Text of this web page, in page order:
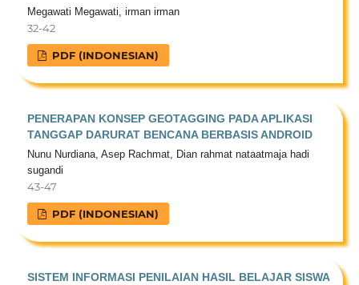
Megawati Megawati, irman irman
32-42
PDF (INDONESIAN)
PENERAPAN KONSEP GEOTAGGING PADA APLIKASI
TANGGAP DARURAT BENCANA BERBASIS ANDROID
Nunu Nurdiana, Asep Rachmat, Dian rahmat nataatmaja hadi
sugandi
43-47
PDF (INDONESIAN)
SISTEM INFORMASI PENILAIAN HASIL BELAJAR SISWA